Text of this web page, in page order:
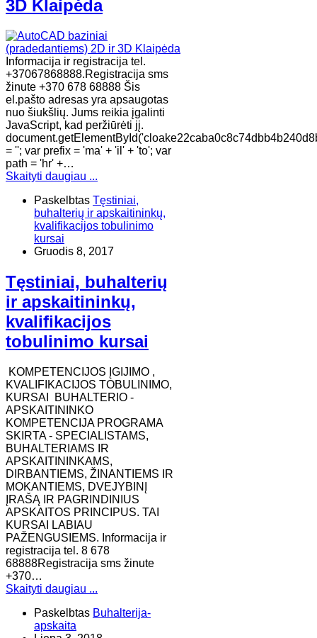
3D Klaipėda
Informacija ir registracija tel.
+37067868888.Registracija sms
žinute +370 678 68888 Šis
el.pašto adresas yra apsaugotas
nuo šiukšlių. Jums reikia įgalinti
JavaScript, kad peržiūrėti jį.
= ''; var prefix = 'ma' + 'il' + 'to'; var
path = 'hr' +…
Skaityti daugiau ...
Paskelbtas Tęstiniai,
buhalterių ir apskaitininkų,
kvalifikacijos tobulinimo
kursai
Gruodis 8, 2017
Tęstiniai, buhalterių
ir apskaitininkų,
kvalifikacijos
tobulinimo kursai
KOMPETENCIJOS ĮGIJIMO ,
KVALIFIKACIJOS TOBULINIMO,
KURSAI BUHALTERIO -
APSKAITININKO
KOMPETENCIJA PROGRAMA
SKIRTA - SPECIALISTAMS,
BUHALTERIAMS IR
APSKAITININKAMS,
DIRBANTIEMS, ŽINANTIEMS IR
MOKANTIEMS, DVEJYBINĮ
ĮRAŠĄ IR PAGRINDINIUS
APSKAITOS PRINCIPUS. TAI
KURSAI LABIAU
PAŽENGUSIEMS. Informacija ir
registracija tel. 8 678
68888Registracija sms žinute
+370…
Skaityti daugiau ...
Paskelbtas Buhalterija-
apskaita